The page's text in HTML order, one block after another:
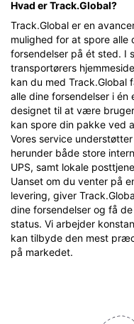
Hvad er Track.Global?
Track.Global er en
mulighed for at spore alle
forsendelser på ét sted. I
transportørers
kan du med Track.Global
alle dine forsendelser i én
designet til at være
kan spore din pakke ved
Vores service
herunder både store
UPS, samt lokale
Uanset om du venter på
levering, giver
dine forsendelser og få
status. Vi arbejder
kan tilbyde den mest
på markedet.